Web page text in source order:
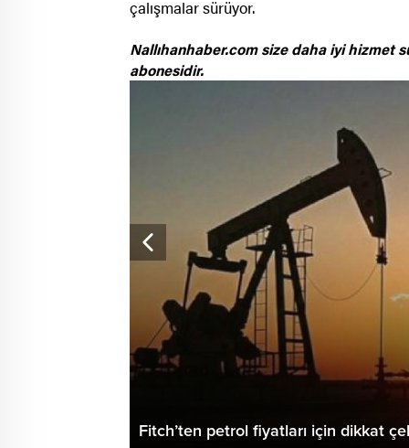
çalışmalar sürüyor.
Nallıhanhaber.com size daha iyi hizmet
abonesidir.